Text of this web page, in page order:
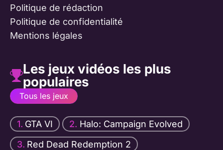
Politique de rédaction
Politique de confidentialité
Mentions légales
Les jeux vidéos les plus
populaires
Tous les jeux
GTA VI
Halo: Campaign Evolved
Red Dead Redemption 2